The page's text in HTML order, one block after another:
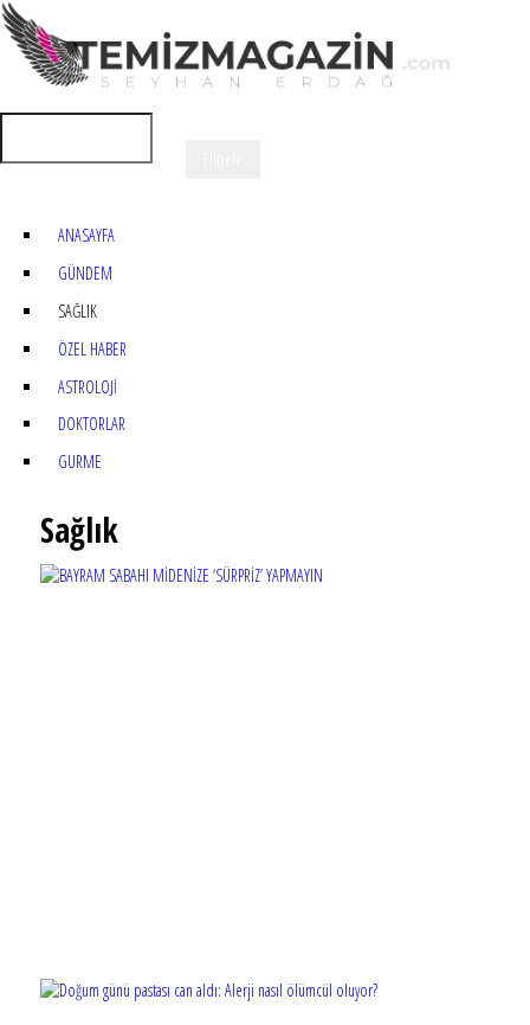
ANASAYFA
GÜNDEM
SAĞLIK
ÖZEL HABER
ASTROLOJİ
DOKTORLAR
GURME
Sağlık